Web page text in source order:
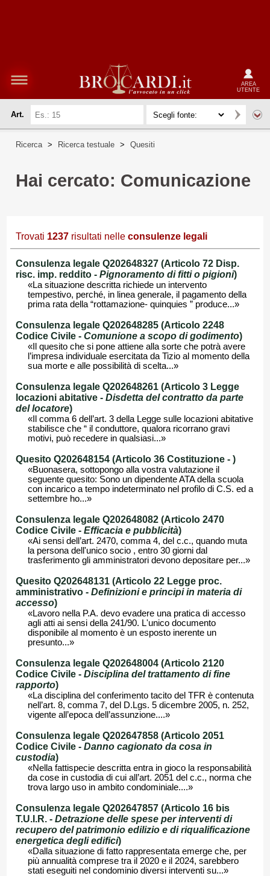
AREA
UTENTE
Art.
Ricerca > Ricerca testuale > Quesiti
Hai cercato: Comunicazione
Trovati 1237 risultati nelle consulenze legali
Consulenza legale Q202648327 (Articolo 72 Disp.
risc. imp. reddito - Pignoramento di fitti o pigioni)
«La situazione descritta richiede un intervento
tempestivo, perché, in linea generale, il pagamento della
prima rata della “rottamazione- quinquies ” produce...»
Consulenza legale Q202648285 (Articolo 2248
Codice Civile - Comunione a scopo di godimento)
«Il quesito che si pone attiene alla sorte che potrà avere
l’impresa individuale esercitata da Tizio al momento della
sua morte e alle possibilità di scelta...»
Consulenza legale Q202648261 (Articolo 3 Legge
locazioni abitative - Disdetta del contratto da parte
del locatore)
«Il comma 6 dell’art. 3 della Legge sulle locazioni abitative
stabilisce che “ il conduttore, qualora ricorrano gravi
motivi, può recedere in qualsiasi...»
Quesito Q202648154 (Articolo 36 Costituzione - )
«Buonasera, sottopongo alla vostra valutazione il
seguente quesito: Sono un dipendente ATA della scuola
con incarico a tempo indeterminato nel profilo di C.S. ed a
settembre ho...»
Consulenza legale Q202648082 (Articolo 2470
Codice Civile - Efficacia e pubblicità)
«Ai sensi dell’art. 2470, comma 4, del c.c., quando muta
la persona dell'unico socio , entro 30 giorni dal
trasferimento gli amministratori devono depositare per...»
Quesito Q202648131 (Articolo 22 Legge proc.
amministrativo - Definizioni e principi in materia di
accesso)
«Lavoro nella P.A. devo evadere una pratica di accesso
agli atti ai sensi della 241/90. L'unico documento
disponibile al momento è un esposto inerente un
presunto...»
Consulenza legale Q202648004 (Articolo 2120
Codice Civile - Disciplina del trattamento di fine
rapporto)
«La disciplina del conferimento tacito del TFR è contenuta
nell’art. 8, comma 7, del D.Lgs. 5 dicembre 2005, n. 252,
vigente all’epoca dell’assunzione....»
Consulenza legale Q202647858 (Articolo 2051
Codice Civile - Danno cagionato da cosa in
custodia)
«Nella fattispecie descritta entra in gioco la responsabilità
da cose in custodia di cui all’art. 2051 del c.c., norma che
trova largo uso in ambito condominiale....»
Consulenza legale Q202647857 (Articolo 16 bis
T.U.I.R. - Detrazione delle spese per interventi di
recupero del patrimonio edilizio e di riqualificazione
energetica degli edifici)
«Dalla situazione di fatto rappresentata emerge che, per
più annualità comprese tra il 2020 e il 2024, sarebbero
stati eseguiti nel condominio diversi interventi su...»